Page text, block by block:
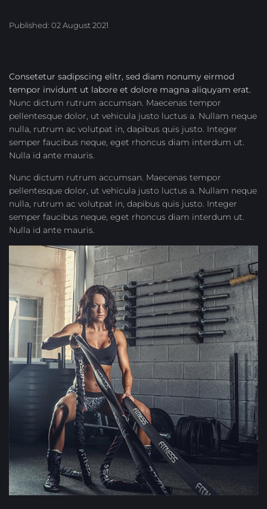
Published: 02 August 2021
Consetetur sadipscing elitr, sed diam nonumy eirmod
tempor invidunt ut labore et dolore magna aliquyam erat.
Nunc dictum rutrum accumsan. Maecenas tempor
pellentesque dolor, ut vehicula justo luctus a. Nullam neque
nulla, rutrum ac volutpat in, dapibus quis justo. Integer
semper faucibus neque, eget rhoncus diam interdum ut.
Nulla id ante mauris.
Nunc dictum rutrum accumsan. Maecenas tempor
pellentesque dolor, ut vehicula justo luctus a. Nullam neque
nulla, rutrum ac volutpat in, dapibus quis justo. Integer
semper faucibus neque, eget rhoncus diam interdum ut.
Nulla id ante mauris.